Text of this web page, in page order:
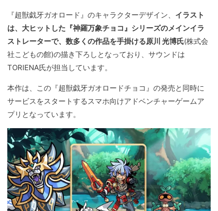
『超獣戯牙ガオロード』のキャラクターデザイン、 イラスト
は、大ヒットした『神羅万象チョコ』シリーズのメインイラ
ストレーターで、数多くの作品を手掛ける原川 光博氏(株式会
社こどもの館)の描き下ろしとなっており、サウンドは
TORIENA氏が担当しています。
本作は、この『超獣戯牙ガオロードチョコ』の発売と同時に
サービスをスタートするスマホ向けアドベンチャーゲームア
プリとなっています。